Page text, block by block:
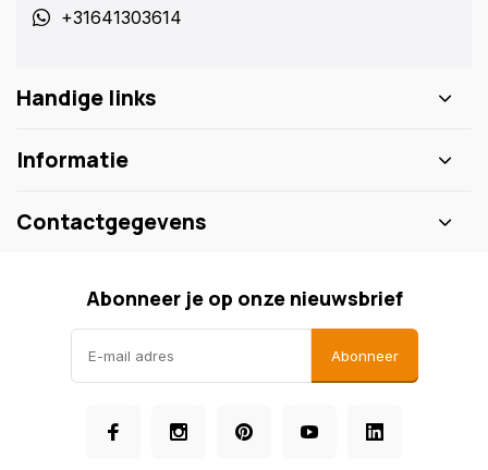
+31641303614
Handige links
Informatie
Contactgegevens
Abonneer je op onze nieuwsbrief
Abonneer